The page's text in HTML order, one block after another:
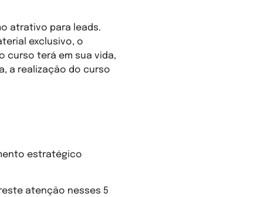
atrativo para leads.
exclusivo, o
curso terá em sua vida,
a realização do curso
estratégico
atenção nesses 5